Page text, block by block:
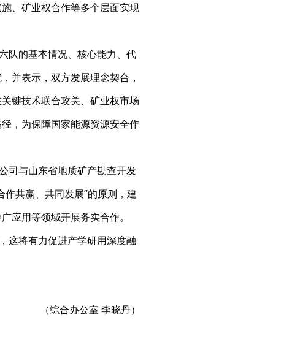
、矿业权合作等多个层面实现
队的基本情况、核心能力、代
并表示，双方发展理念契合，
键技术联合攻关、矿业权市场
，为保障国家能源资源安全作
司与山东省地质矿产勘查开发
共赢、共同发展”的原则，建
应用等领域开展务实合作。
这将有力促进产学研用深度融
（综合办公室 李晓丹）